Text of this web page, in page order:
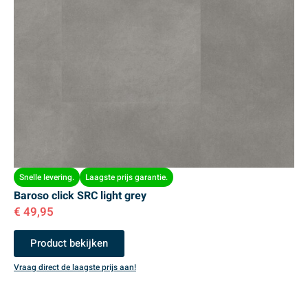
Snelle levering. Laagste prijs garantie.
Baroso click SRC light grey
€ 49,95
Product bekijken
Vraag direct de laagste prijs aan!